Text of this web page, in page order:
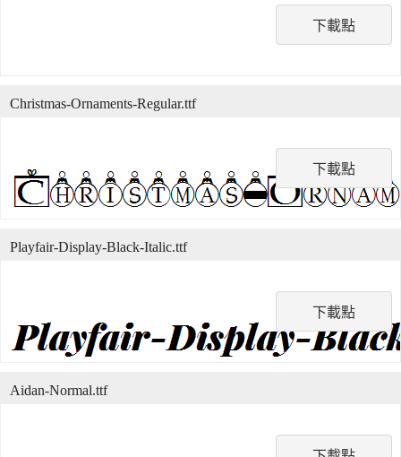
下載點
下載點
Christmas-Ornaments-Regular.ttf
下載點
Playfair-Display-Black-Italic.ttf
Aidan-Normal.ttf